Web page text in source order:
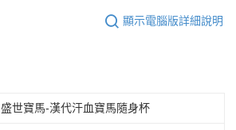
顯示電腦版詳細說明
盛世寶馬-漢代汗血寶馬隨身杯